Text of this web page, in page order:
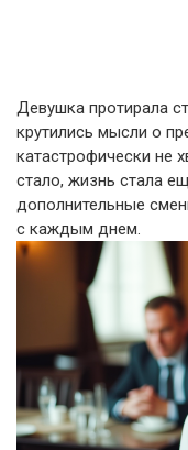
Девушка протирала
крутились мысли о
катастрофически не
стало, жизнь стала
дополнительные
с каждым днем.